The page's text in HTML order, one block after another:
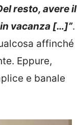
resto, avere il
vacanza […]”.
affinché
Eppure,
e banale